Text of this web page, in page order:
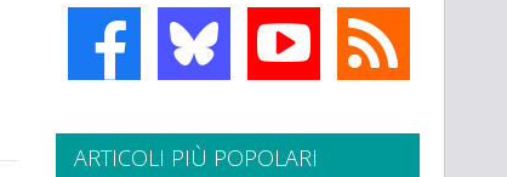
ARTICOLI PIÙ POPOLARI